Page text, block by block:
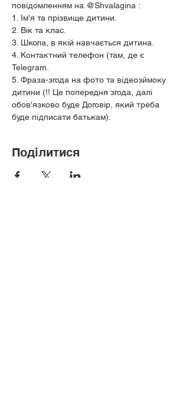
повідомленням на @Shvalagina :
1. Ім'я та прізвище дитини.
2. Вік та клас.
3. Школа, в якій навчається дитина.
4. Контактний телефон (там, де є
Telegram.
5. Фраза-згода на фото та відеозймоку
дитини (!! Це попередня згода, далі
обов'язково буде Договір, який треба
буде підписати батькам).
Поділитися